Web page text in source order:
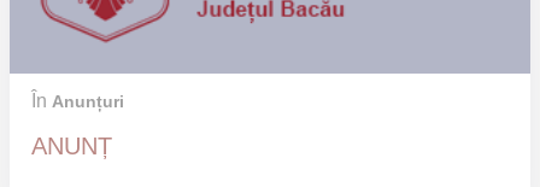
În Anunțuri
ANUNȚ